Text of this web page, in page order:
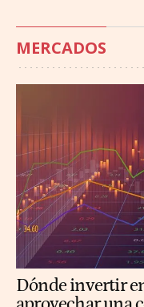
MERCADOS
Dónde invertir